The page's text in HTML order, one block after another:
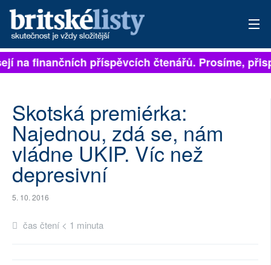
PŘIHLÁSIT
ARCHIV
ROZHOVORY
TÉMATA
NEJČTENĚJŠÍ ZA 7 DNÍ
AUTOŘI
na finančních příspěvcích čtenářů. Prosíme,
Skotská premiérka:
Najednou, zdá se, nám
vládne UKIP. Víc než
depresivní
5. 10. 2016
čas čtení < 1 minuta